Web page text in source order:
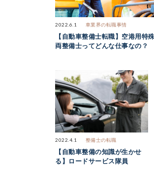
2022.6.1 車業界の転職事情
【自動車整備士転職】空港用特
両整備士ってどんな仕事なの？
2022.4.1 整備士の転職
【自動車整備の知識が生かせ
る】ロードサービス隊員